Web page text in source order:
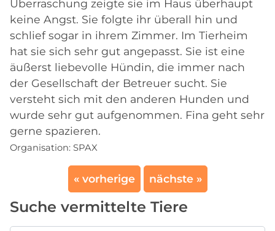
Überraschung zeigte sie im Haus überhaupt
keine Angst. Sie folgte ihr überall hin und
schlief sogar in ihrem Zimmer. Im Tierheim
hat sie sich sehr gut angepasst. Sie ist eine
äußerst liebevolle Hündin, die immer nach
der Gesellschaft der Betreuer sucht. Sie
versteht sich mit den anderen Hunden und
wurde sehr gut aufgenommen. Fina geht sehr
gerne spazieren.
Organisation: SPAX
« vorherige nächste »
Suche vermittelte Tiere